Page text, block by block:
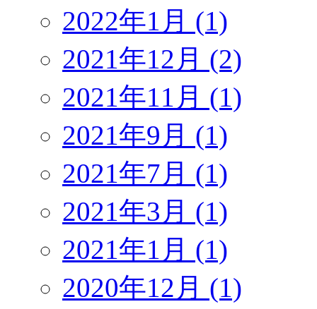
2022年1月 (1)
2021年12月 (2)
2021年11月 (1)
2021年9月 (1)
2021年7月 (1)
2021年3月 (1)
2021年1月 (1)
2020年12月 (1)